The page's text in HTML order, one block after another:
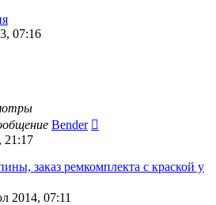
07:16
Bender
21:17
заказ ремкомплекта с краской у
2014, 07:11